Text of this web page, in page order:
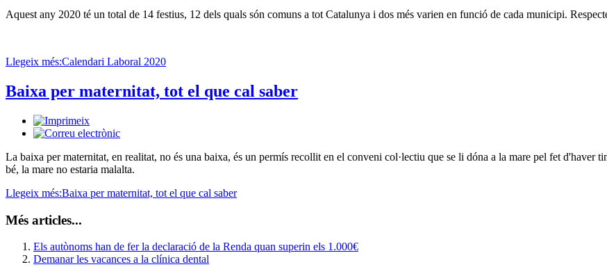
Aquest any 2020 té un total de 14 festius, 12 dels quals són comuns a tot Catalunya i dos més varien en funció de cada municipi.
Llegeix més:Calendari Laboral 2020
Baixa per maternitat, tot el que cal saber
La baixa per maternitat, en realitat, no és una baixa, és un permís recollit en el conveni col·lectiu que se li dóna a la mare pel fet
bé, la mare no estaria malalta.
Llegeix més:Baixa per maternitat, tot el que cal saber
Més articles...
Els autònoms han de fer la declaració de la Renda quan superin els 1.000€
Demanar les vacances a la clínica dental